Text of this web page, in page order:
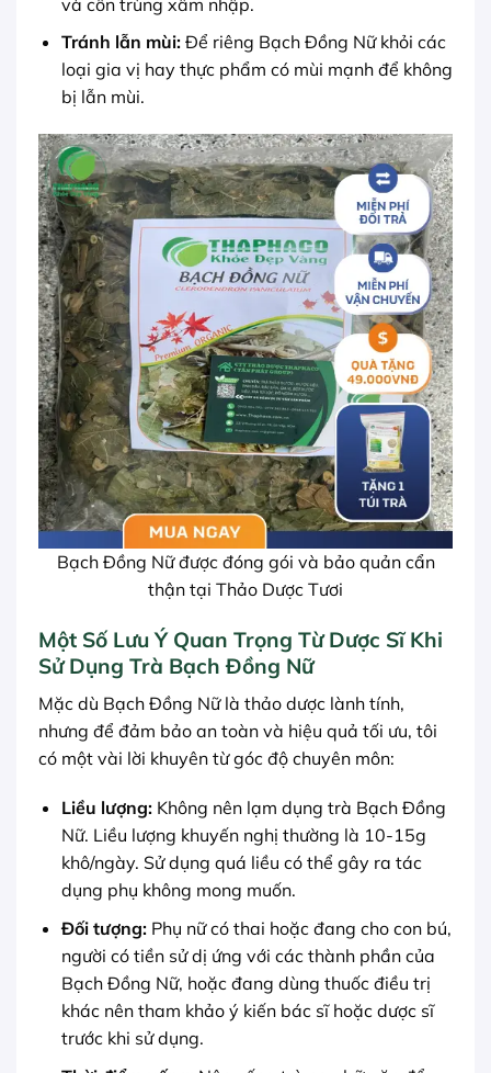
Tránh lẫn mùi:Để riêng Bạch Đồng Nữ khỏi các
loại gia vị hay thực phẩm có mùi mạnh để không
bị lẫn mùi.
Bạch Đồng Nữ được đóng gói và bảo quản cẩn
thận tại Thảo Dược Tươi
Một Số Lưu Ý Quan Trọng Từ Dược Sĩ Khi
Sử Dụng Trà Bạch Đồng Nữ
Mặc dù Bạch Đồng Nữ là thảo dược lành tính,
nhưng để đảm bảo an toàn và hiệu quả tối ưu, tôi
có một vài lời khuyên từ góc độ chuyên môn:
Liều lượng:Không nên lạm dụng trà Bạch Đồng
Nữ. Liều lượng khuyến nghị thường là 10-15g
khô/ngày. Sử dụng quá liều có thể gây ra tác
dụng phụ không mong muốn.
Đối tượng:Phụ nữ có thai hoặc đang cho con bú,
người có tiền sử dị ứng với các thành phần của
Bạch Đồng Nữ, hoặc đang dùng thuốc điều trị
khác nên tham khảo ý kiến bác sĩ hoặc dược sĩ
trước khi sử dụng.